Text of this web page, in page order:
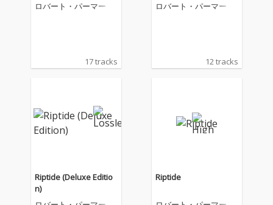
ロバート・パーマー
17 tracks
ロバート・パーマー
12 tracks
Riptide (Deluxe Editio
n)
Riptide